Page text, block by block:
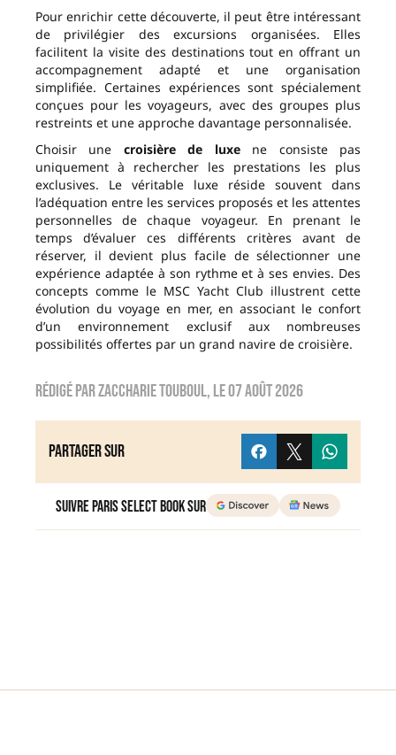
Pour enrichir cette découverte, il peut être intéressant
de privilégier des excursions organisées. Elles
facilitent la visite des destinations tout en offrant un
accompagnement adapté et une organisation
simplifiée. Certaines expériences sont spécialement
conçues pour les voyageurs, avec des groupes plus
restreints et une approche davantage personnalisée.
Choisir une croisière de luxene consiste pas
uniquement à rechercher les prestations les plus
exclusives. Le véritable luxe réside souvent dans
l’adéquation entre les services proposés et les attentes
personnelles de chaque voyageur. En prenant le
temps d’évaluer ces différents critères avant de
réserver, il devient plus facile de sélectionner une
expérience adaptée à son rythme et à ses envies. Des
concepts comme le MSC Yacht Club illustrent cette
évolution du voyage en mer, en associant le confort
d’un environnement exclusif aux nombreuses
possibilités offertes par un grand navire de croisière.
Rédigé parzaccharie touboul, le07 août 2026
Partager sur
Suivre Paris Select Book sur